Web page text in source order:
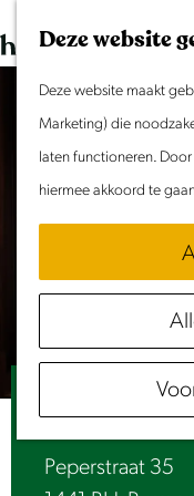
Deze website
Deze website maakt
Marketing) die
laten functioneren.
hiermee akkoord te
G
a
m
e
K
a
r
t
VVV |
Peperstraat 35